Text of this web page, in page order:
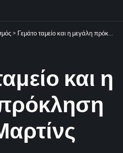
> Γεμάτο ταμείο και η μεγάλη πρόκληση για τον Μαρτίνς
και η